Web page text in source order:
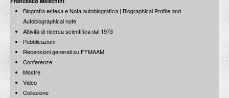
Biografia estesa e Nota autobiografica | Biographical Profile and
Autobiographical note
Attività di ricerca scientifica dal 1973
Pubblicazioni
Recensioni generali su FFMAAM
Conferenze
Mostre
Video
Collezione